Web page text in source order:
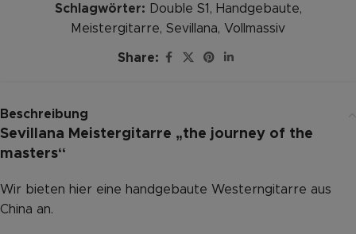
Schlagwörter: Double S1 , Handgebaute,
Meistergitarre, Sevillana, Vollmassiv
Share:
Beschreibung
Sevillana Meistergitarre „the journey of the
masters“
Wir bieten hier eine handgebaute Westerngitarre aus
China an.